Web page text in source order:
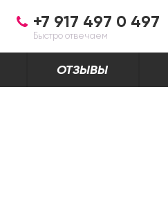
+7 917 497 0 497
Быстро отвечаем
ОТЗЫВЫ